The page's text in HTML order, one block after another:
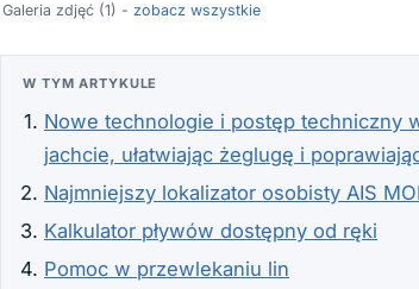
Galeria zdjęć (1) - zobacz wszystkie
W TYM ARTYKULE
Nowe technologie i postęp techniczny
jachcie, ułatwiając żeglugę i
Najmniejszy lokalizator osobisty AIS
Kalkulator pływów dostępny od ręki
Pomoc w przewlekaniu lin